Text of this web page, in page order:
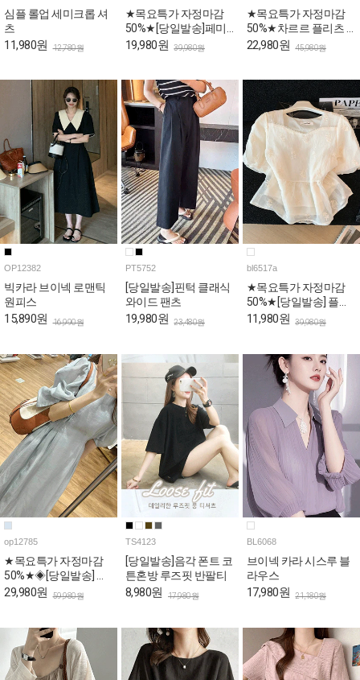
심플 롤업 세미크롭 셔
츠
11,980원 12,780원
★목요특가 자정마감
50%★[당일발송]페미
닌 프릴 뷔스티에 민소
19,980원 39,980원
★목요특가 자정마감
50%★차르르 플리츠 A
라인 언발 블라우스
22,980원 45,980원
OP12382
빅카라 브이넥 로맨틱
원피스
15,890원 16,990원
PT5752
[당일발송]핀턱 클래식
와이드 팬츠
19,980원 23,480원
bl6517a
★목요특가 자정마감
50%★[당일발송] 플라
워 자수 스퀘어 퍼프 페
11,980원 39,980원
op12785
★목요특가 자정마감
50%★◈[당일발송] 스
퀘어넥 스카이 퍼프 롱
29,980원 59,980원
TS4123
[당일발송]음각 폰트 코
튼혼방 루즈핏 반팔티
8,980원 17,980원
BL6068
브이넥 카라 시스루 블
라우스
17,980원 21,180원